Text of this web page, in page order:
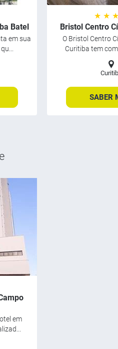
Batel
em sua
★ ★
Bristol Centro
O Bristol Centro
Curitiba tem
SABER
em